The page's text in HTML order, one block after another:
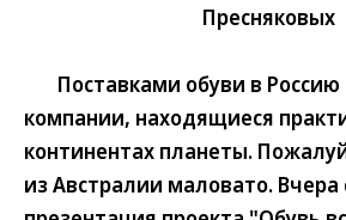
Пресняковых
Поставками обуви в Россию
компании, находящиеся
континентах планеты.
из Австралии маловато. Вчера